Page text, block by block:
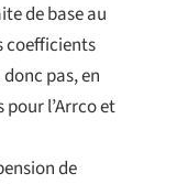
de base au
coefficients
pas, en
l’Arrco et
de